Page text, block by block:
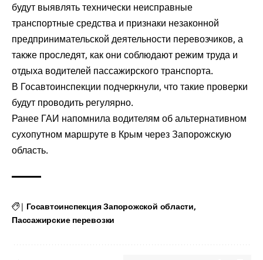
будут выявлять технически неисправные
транспортные средства и признаки незаконной
предпринимательской деятельности перевозчиков, а
также проследят, как они соблюдают режим труда и
отдыха водителей пассажирского транспорта.
В Госавтоинспекции подчеркнули, что такие проверки
будут проводить регулярно.
Ранее ГАИ напомнила водителям об альтернативном
сухопутном маршруте в Крым через Запорожскую
область.
| Госавтоинспекция Запорожской области
Пассажирские перевозки